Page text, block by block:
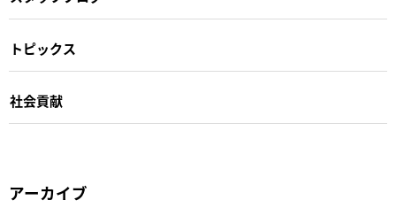
トピックス
社会貢献
アーカイブ